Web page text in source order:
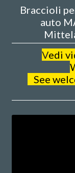
Braccioli
auto
Vedi
See